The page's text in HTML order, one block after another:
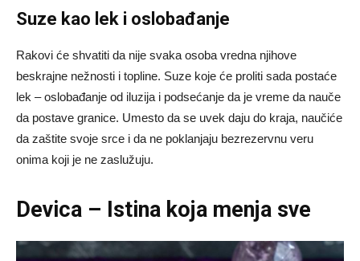
Suze kao lek i oslobađanje
Rakovi će shvatiti da nije svaka osoba vredna njihove
beskrajne nežnosti i topline. Suze koje će proliti sada postaće
lek – oslobađanje od iluzija i podsećanje da je vreme da nauče
da postave granice. Umesto da se uvek daju do kraja, naučiće
da zaštite svoje srce i da ne poklanjaju bezrezervnu veru
onima koji je ne zaslužuju.
Devica – Istina koja menja sve